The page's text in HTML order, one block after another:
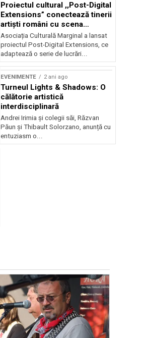
Proiectul cultural ,,Post-Digital
Extensions” conectează tinerii
artiști români cu scena
internațională
Asociația Culturală Marginal a lansat
proiectul Post-Digital Extensions, ce
adaptează o serie de lucrări...
EVENIMENTE 2 ani ago
Turneul Lights & Shadows: O
călătorie artistică
interdisciplinară
Andrei Irimia și colegii săi, Răzvan
Păun și Thibault Solorzano, anunță cu
entuziasm o...